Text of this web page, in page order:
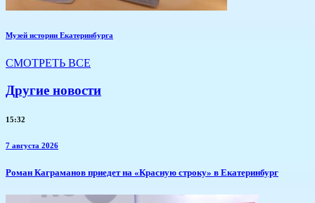
Музей истории Екатеринбурга
СМОТРЕТЬ ВСЕ
Другие новости
15:32
7 августа 2026
​Роман Каграманов приедет на «Красную строку» в Екатеринбург